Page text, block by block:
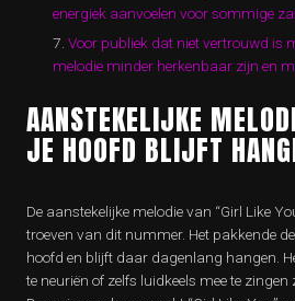
energiek aanvoelen voor sommige
Voor publiek dat niet vertrouwd is
melodie minder herkenbaar zijn en
AANSTEKELIJKE
JE HOOFD BLIJFT
De aanstekelijke melodie van “Girl Like
troeven van dit nummer. Het pakkende
hoofd en blijft daar dagenlang hangen.
te neuriën of zelfs luidkeels mee te